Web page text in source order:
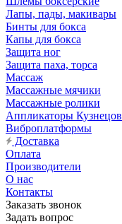
Лапы, пады, макивары
Бинты для бокса
Капы для бокса
Защита ног
Защита паха, торса
Массаж
Массажные мячики
Массажные ролики
Аппликаторы
Виброплатформы
Доставка
Оплата
Производители
О нас
Контакты
Заказать звонок
Задать вопрос